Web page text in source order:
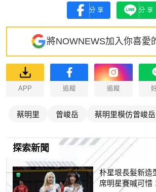
分享 分享
將NOWNEWS加入你喜愛
APP 追蹤 追蹤
蔡明里 曾峻岳 蔡明里模仿曾峻岳
探索新聞
朴星垠長髮新造
席明星賽喊可惜